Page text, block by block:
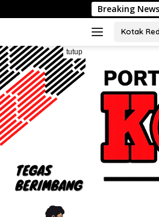
ke
Breaking News
Polsek Rawalumbu
Kotak
tutup